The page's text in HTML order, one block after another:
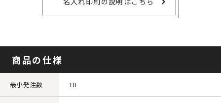
商品の仕様
最小発注数 10